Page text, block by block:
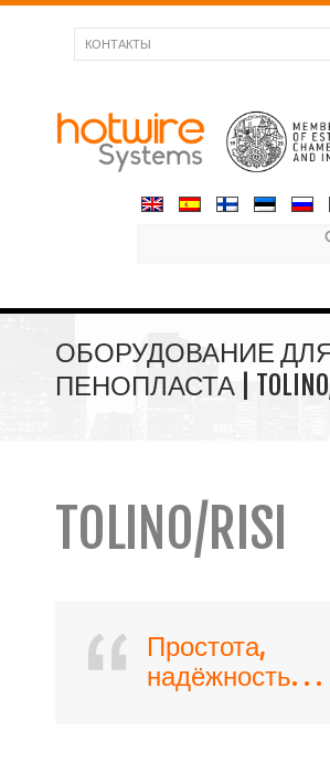
ОБОРУДОВАНИЕ
ПЕНОПЛАСТА | TOLINO/
TOLINO/RISI
Простота,
надёжность. . .